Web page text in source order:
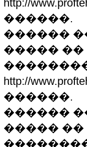
http://
������.
������
����� ��
http://
������.
������
����� ��